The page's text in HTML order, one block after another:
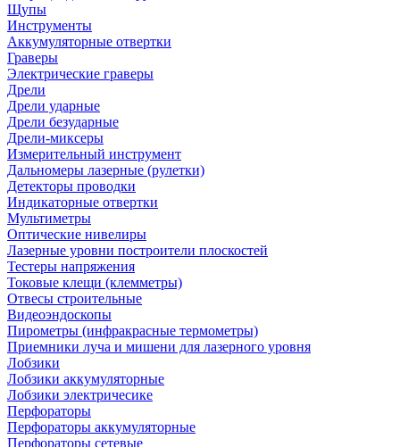
Щупы
Инструменты
Аккумуляторные отвертки
Граверы
Электрические граверы
Дрели
Дрели ударные
Дрели безударные
Дрели-миксеры
Измерительный инструмент
Дальномеры лазерные (рулетки)
Детекторы проводки
Индикаторные отвертки
Мультиметры
Оптические нивелиры
Лазерные уровни построители плоскостей
Тестеры напряжения
Токовые клещи (клемметры)
Отвесы строительные
Видеоэндоскопы
Пирометры (инфракрасные термометры)
Приемники луча и мишени для лазерного уровня
Лобзики
Лобзики аккумуляторные
Лобзики электричесике
Перфораторы
Перфораторы аккумуляторные
Перфораторы сетевые